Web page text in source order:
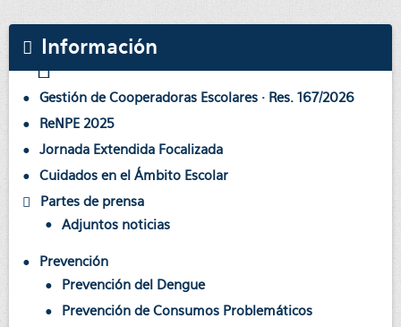
Información
Gestión de Cooperadoras Escolares · Res. 167/2026
ReNPE 2025
Jornada Extendida Focalizada
Cuidados en el Ámbito Escolar
Partes de prensa
Adjuntos noticias
Prevención
Prevención del Dengue
Prevención de Consumos Problemáticos